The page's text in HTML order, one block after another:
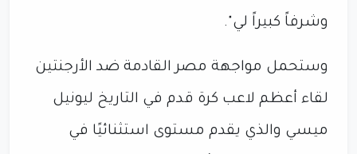
وشرفاً كبيراً لي".
وستحمل مواجهة مصر القادمة ضد الأرجنتين
لقاء أعظم لاعب كرة قدم في التاريخ ليونيل
ميسي والذي يقدم مستوى استثنائيًا في